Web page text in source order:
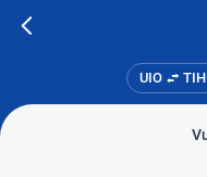
UIO TIH